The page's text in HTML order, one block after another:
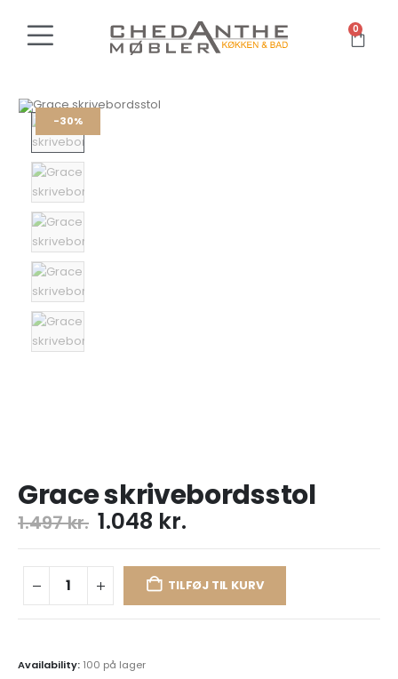
0
-30%
Grace skrivebordsstol
1.497kr. 1.048 kr.
TILFØJ TIL KURV
Availability: 100 på lager